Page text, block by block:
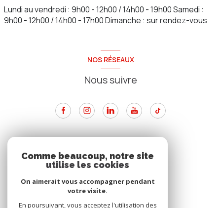
Lundi au vendredi : 9h00 - 12h00 / 14h00 - 19h00 Samedi :
9h00 - 12h00 / 14h00 - 17h00 Dimanche : sur rendez-vous
NOS RÉSEAUX
Nous suivre
Nous adhérons
Comme beaucoup, notre site
utilise les cookies
On aimerait vous accompagner pendant
votre visite.
En poursuivant, vous acceptez l'utilisation des